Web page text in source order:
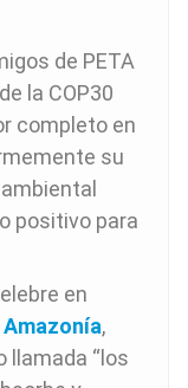
de PETA
la COP30
completo en
su
positivo para
en
Amazonía,
llamada “los